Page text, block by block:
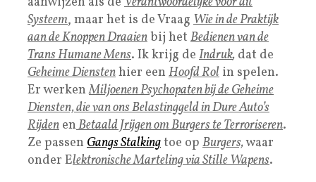
Systeem, maar het is de Vraag Wie in de Praktijk
aan de Knoppen Draaienbij het Bedienen van de
Trans Humane Mens. Ik krijg de Indruk, dat de
Geheime Dienstenhier een Hoofd Rol in spelen.
Er werkenMiljoenen Psychopaten bij de Geheime
Diensten, die van ons Belastinggeld in Dure Auto’s
Rijden enBetaald Jrijgen om Burgers te Terroriseren.
Ze passen Gangs Stalkingtoe op Burgers,waar
onder Elektronische Marteling via Stille Wapens.